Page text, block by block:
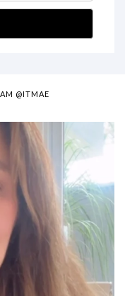
@ITMAE